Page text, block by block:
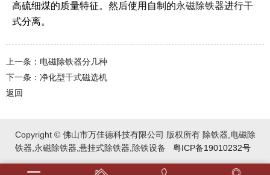
高硫细煤的质量特征。然后使用自制的永磁除铁器进行干
式分离。
上一条：电磁除铁器分几种
下一条：净化型干式磁选机
返回
Copyright © 佛山市万佳德科技有限公司 版权所有 除铁器,电磁除
铁器,永磁除铁器,悬挂式除铁器,除铁设备 粤ICP备19010232号